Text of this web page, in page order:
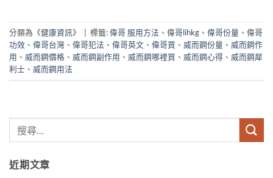
分類為《健康資訊》 標籤:偉哥 服用方法 、 偉哥lihkg 、 偉哥份量 、 偉哥
功效 、 偉哥台灣 、 偉哥犯法 、 偉哥英文 、 偉哥買 、 威而鋼份量 、 威而鋼作
用 、 威而鋼價格 、 威而鋼副作用 、 威而鋼哪裡買 、 威而鋼心得 、 威而鋼犀
利士 、 威而鋼用法
近期文章